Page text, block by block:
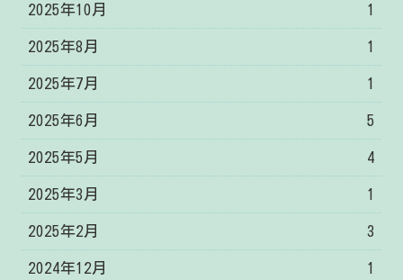
2025年10月 1
2025年8月 1
2025年7月 1
2025年6月 5
2025年5月 4
2025年3月 1
2025年2月 3
2024年12月 1